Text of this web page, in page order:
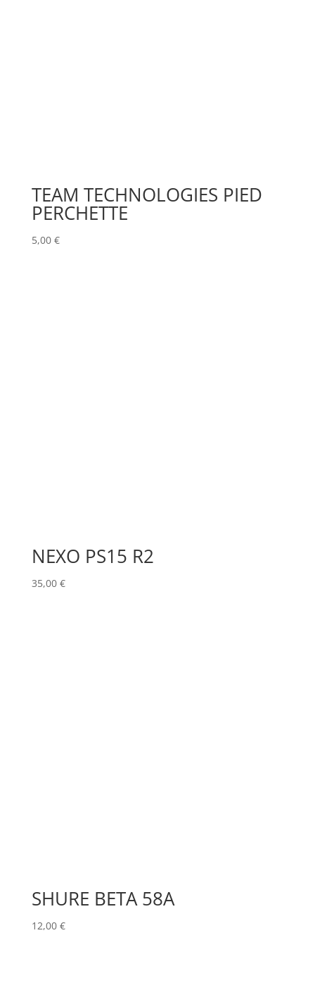
TEAM TECHNOLOGIES PIED
PERCHETTE
5,00 €
NEXO PS15 R2
35,00 €
SHURE BETA 58A
12,00 €